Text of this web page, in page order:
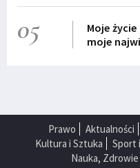
05
Moje
moje
Prawo Aktualności
Kultura i Sztuka
Sport
Nauka,